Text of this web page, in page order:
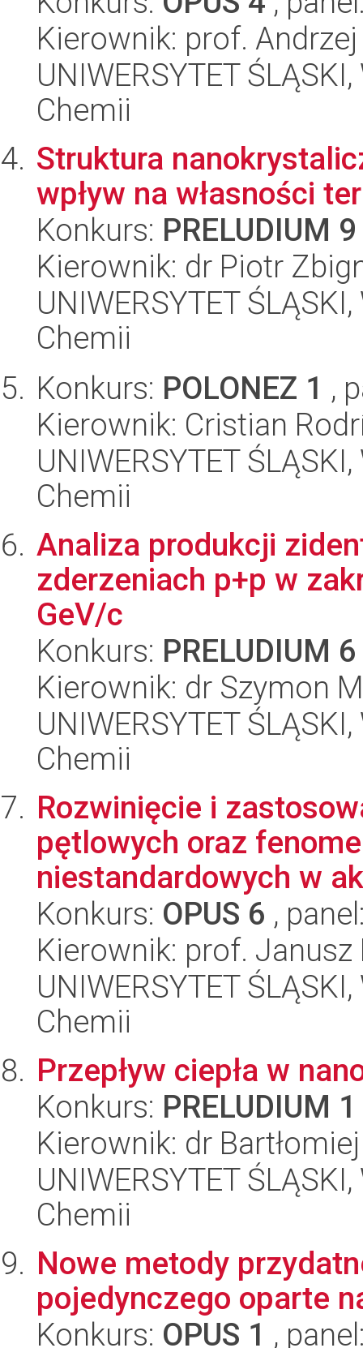
Kierownik: prof.
UNIWERSYTET
Chemii
Struktura
wpływ na własności
Konkurs: PRELUDIUM 9
Kierownik: dr Piotr
UNIWERSYTET
Chemii
Konkurs: POLONEZ 1 ,
Kierownik: Cristian
UNIWERSYTET
Chemii
Analiza produkcji
zderzeniach p+p w
GeV/c
Konkurs: PRELUDIUM 6
Kierownik: dr Szymon
UNIWERSYTET
Chemii
Rozwinięcie i
pętlowych oraz
niestandardowych w
Konkurs: OPUS 6 ,
Kierownik: prof. Janusz
UNIWERSYTET
Chemii
Przepływ ciepła w
Konkurs: PRELUDIUM 1
Kierownik: dr
UNIWERSYTET
Chemii
Nowe metody
pojedynczego oparte
Konkurs: OPUS 1 ,